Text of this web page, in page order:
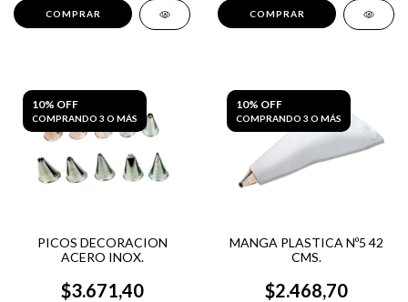
10% OFF
COMPRANDO 3 O MÁS
PICOS DECORACION
ACERO INOX.
$3.671,40
10% OFF
COMPRANDO 3 O MÁS
MANGA PLASTICA Nº5 42
CMS.
$2.468,70